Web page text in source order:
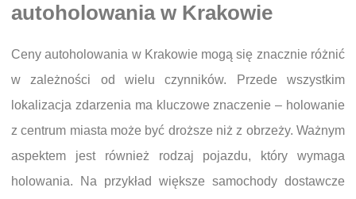
autoholowania w Krakowie
Ceny autoholowania w Krakowie mogą się znacznie różnić
w zależności od wielu czynników. Przede wszystkim
lokalizacja zdarzenia ma kluczowe znaczenie – holowanie
z centrum miasta może być droższe niż z obrzeży. Ważnym
aspektem jest również rodzaj pojazdu, który wymaga
holowania. Na przykład większe samochody dostawcze